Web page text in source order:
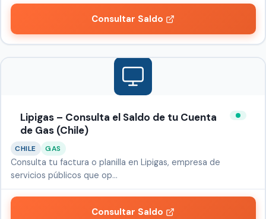
Consultar Saldo
Lipigas – Consulta el Saldo de tu Cuenta
de Gas (Chile)
CHILE GAS
Consulta tu factura o planilla en Lipigas, empresa de
servicios públicos que op…
Consultar Saldo